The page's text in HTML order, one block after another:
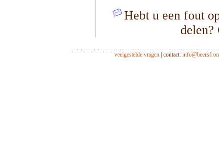
Hebt u een fout
veelgestelde vragen| contact: